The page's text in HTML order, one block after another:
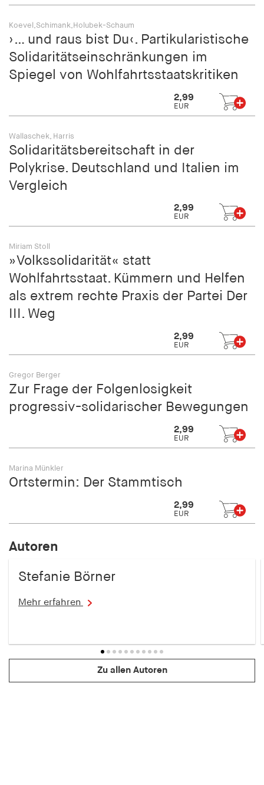
Koevel,Schimank,Holubek-Schaum
›… und raus bist Du‹. Partikularistische
Solidaritätseinschränkungen im
Spiegel von Wohlfahrtsstaatskritiken
2,99
EUR
Wallaschek, Harris
Solidaritätsbereitschaft in der
Polykrise. Deutschland und Italien im
Vergleich
2,99
EUR
Miriam Stoll
»Volkssolidarität« statt
Wohlfahrtsstaat. Kümmern und Helfen
als extrem rechte Praxis der Partei Der
III. Weg
2,99
EUR
Gregor Berger
Zur Frage der Folgenlosigkeit
progressiv-solidarischer Bewegungen
2,99
EUR
Marina Münkler
Ortstermin: Der Stammtisch
2,99
EUR
Autoren
Stefanie Börner
Mehr erfahren
Zu allen Autoren